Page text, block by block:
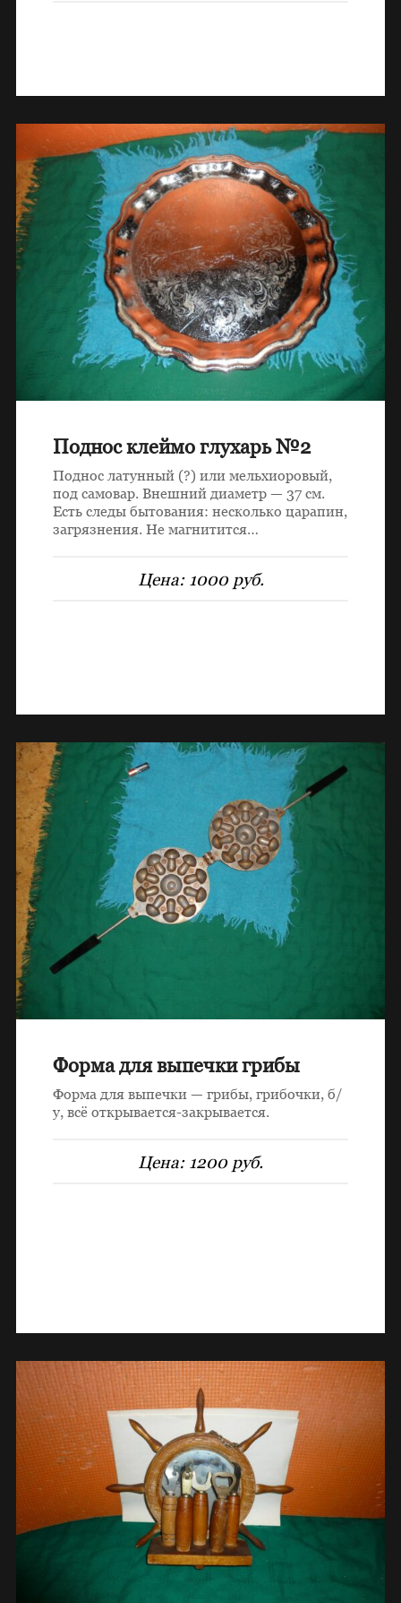
Поднос клеймо глухарь №2
Поднос латунный (?) или мельхиоровый,
под самовар. Внешний диаметр — 37 см.
Есть следы бытования: несколько царапин,
загрязнения. Не магнитится…
Цена: 1000 руб.
Форма для выпечки грибы
Форма для выпечки — грибы, грибочки, б/
у, всё открывается-закрывается.
Цена: 1200 руб.